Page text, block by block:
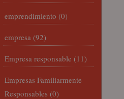
emprendimiento (0)
empresa (92)
Empresa responsable (11)
Empresas Familiarmente
Responsables (0)